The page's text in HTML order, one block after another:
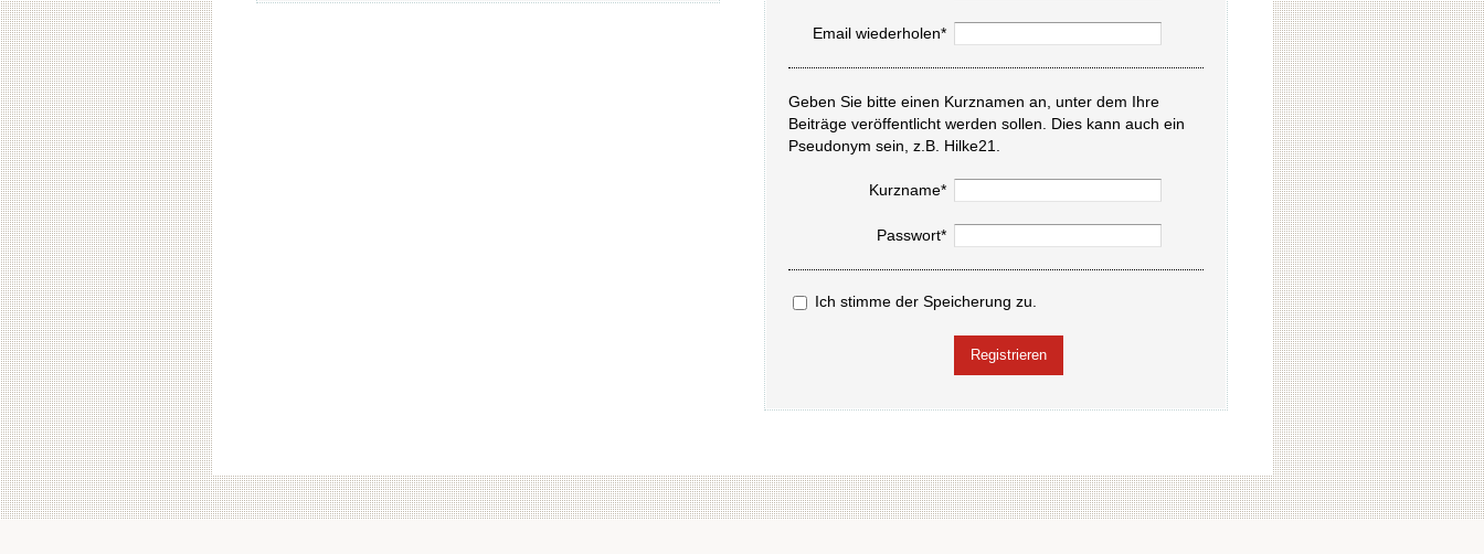
Email wiederholen*
Geben Sie bitte einen Kurznamen an, unter dem Ihre
Beiträge veröffentlicht werden sollen. Dies kann auch ein
Pseudonym sein, z.B. Hilke21.
Kurzname*
Passwort*
Ich stimme der Speicherung zu.